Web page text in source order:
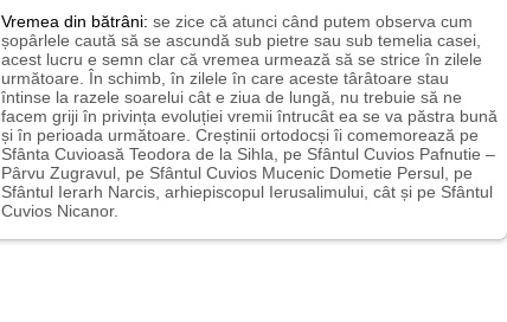
Vremea din bătrâni: se zice că atunci când putem observa cum
șopârlele caută să se ascundă sub pietre sau sub temelia casei,
acest lucru e semn clar că vremea urmează să se strice în zilele
următoare. În schimb, în zilele în care aceste târâtoare stau
întinse la razele soarelui cât e ziua de lungă, nu trebuie să ne
facem griji în privința evoluției vremii întrucât ea se va păstra bună
și în perioada următoare. Creștinii ortodocși îi comemorează pe
Sfânta Cuvioasă Teodora de la Sihla, pe Sfântul Cuvios Pafnutie –
Pârvu Zugravul, pe Sfântul Cuvios Mucenic Dometie Persul, pe
Sfântul Ierarh Narcis, arhiepiscopul Ierusalimului, cât și pe Sfântul
Cuvios Nicanor.